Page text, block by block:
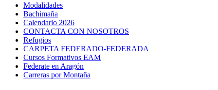
Modalidades
Bachimaña
Calendario 2026
CONTACTA CON NOSOTROS
Refugios
CARPETA FEDERADO-FEDERADA
Cursos Formativos EAM
Federate en Aragón
Carreras por Montaña